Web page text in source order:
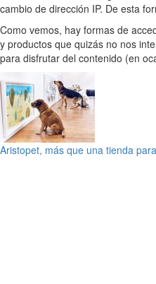
cambio de dirección IP. De esta
Como vemos, hay formas de
y productos que quizás no nos
para disfrutar del contenido (en
Aristopet, más que una tienda